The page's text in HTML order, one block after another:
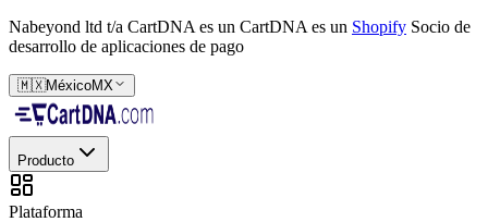
Nabeyond ltd t/a CartDNA es un CartDNA es un Shopify Socio de
desarrollo de aplicaciones de pago
🇲🇽MéxicoMX
Producto
Plataforma